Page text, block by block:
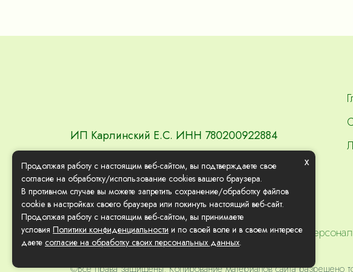
ИП Карлинский Е.С. ИНН 780200922884
Политика конфиденциальности и обработки
©Все права защищены. Копирование материалов сайта разрешено
Продолжая работу с настоящим веб-сайтом, вы подтверждаете свое
согласие на обработку/использование cookies вашего браузера.
В противном случае вы можете запретить сохранение/обработку файлов
cookie в настройках своего браузера или покинуть настоящий веб-сайт.
Продолжая работу с настоящим веб-сайтом, вы принимаете
условия Политики конфиденциальности и по своей воле и в своем интересе
даете согласие на обработку своих персональных данных.
x